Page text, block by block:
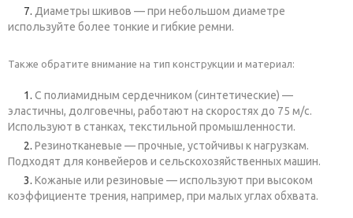
Диаметры шкивов — при небольшом диаметре
используйте более тонкие и гибкие ремни.
Также обратите внимание на тип конструкции и материал:
С полиамидным сердечником (синтетические) —
эластичны, долговечны, работают на скоростях до 75 м/с.
Используют в станках, текстильной промышленности.
Резинотканевые — прочные, устойчивы к нагрузкам.
Подходят для конвейеров и сельскохозяйственных машин.
Кожаные или резиновые — используют при высоком
коэффициенте трения, например, при малых углах обхвата.